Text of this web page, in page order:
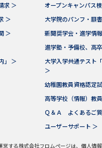
求 ＞
オープンキャンパス
＞
大学院のパンフ・願
＞
新聞奨学会・進学情
進学塾・予備校、高
」 ＞
大学入学共通テスト
＞
幼稚園教員資格認定
高等学校（情報）教
Ｑ＆Ａ よくあるご
ユーザーサポート ＞
営する株式会社フロムページは、個人情